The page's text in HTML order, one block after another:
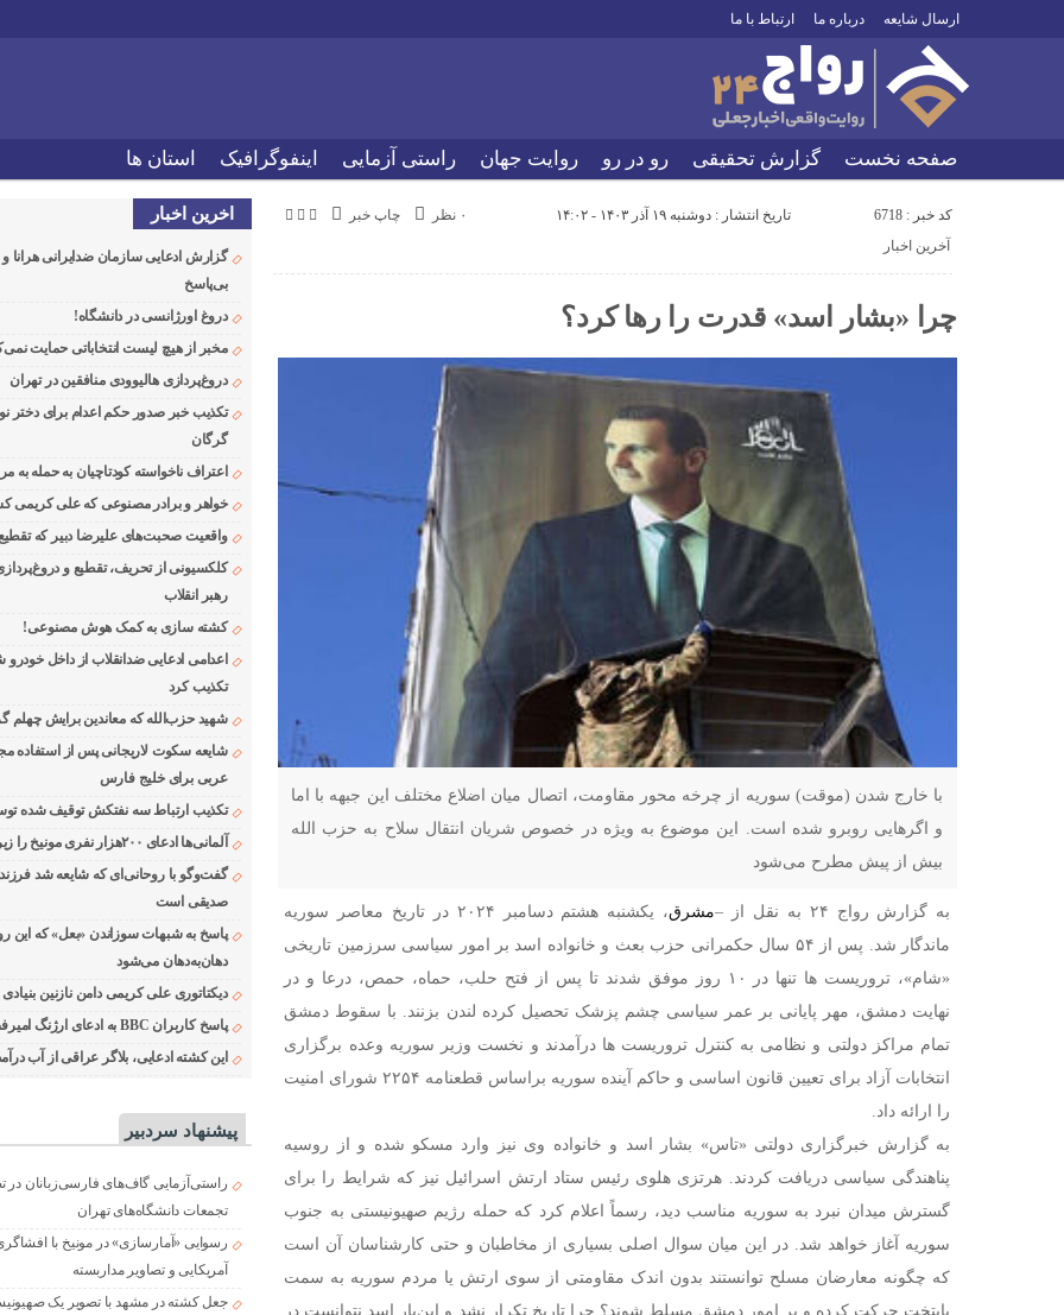
ارسال شایعه درباره ما ارتباط با ما
صفحه نخست گزارش تحقیقی رو در رو روایت جهان راستی آزمایی اینفوگرافیک استان ها
کد خبر : 6718 تاریخ انتشار : دوشنبه ۱۹ آذر ۱۴۰۳ - ۱۴:۰۲ چاپ خبر
۰ نظر
آخرین اخبار
چرا «بشار اسد» قدرت را رها کرد؟
با خارج شدن (موقت) سوریه از چرخه محور مقاومت، اتصال میان اضلاع مختلف این جبهه با اما
و اگرهایی روبرو شده است. این موضوع به ویژه در خصوص شریان انتقال سلاح به حزب الله
بیش از پیش مطرح می‌شود
به گزارش رواج ۲۴ به نقل از – مشرق
، یکشنبه هشتم دسامبر ۲۰۲۴ در تاریخ معاصر سوریه
ماندگار شد. پس از ۵۴ سال حکمرانی حزب بعث و خانواده اسد بر امور سیاسی سرزمین تاریخی
«شام»، تروریست ها تنها در ۱۰ روز موفق شدند تا پس از فتح حلب، حماه، حمص، درعا و در
نهایت دمشق، مهر پایانی بر عمر سیاسی چشم پزشک تحصیل کرده لندن بزنند. با سقوط دمشق
تمام مراکز دولتی و نظامی به کنترل تروریست ها درآمدند و نخست وزیر سوریه وعده برگزاری
انتخابات آزاد برای تعیین قانون اساسی و حاکم آینده سوریه براساس قطعنامه ۲۲۵۴ شورای امنیت
را ارائه داد.
به گزارش خبرگزاری دولتی «تاس» بشار اسد و خانواده وی نیز وارد مسکو شده و از روسیه
پناهندگی سیاسی دریافت کردند. هرتزی هلوی رئیس ستاد ارتش اسرائیل نیز که شرایط را برای
گسترش میدان نبرد به سوریه مناسب دید، رسماً اعلام کرد که حمله رژیم صهیونیستی به جنوب
سوریه آغاز خواهد شد. در این میان سوال اصلی بسیاری از مخاطبان و حتی کارشناسان آن است
که چگونه معارضان مسلح توانستند بدون اندک مقاومتی از سوی ارتش یا مردم سوریه به سمت
پایتخت حرکت کرده و بر امور دمشق مسلط شوند؟ چرا تاریخ تکرار نشد و این‌بار اسد نتوانست در
اخرین اخبار
گزارش ادعایی سازمان ضدایرانی
بی‌پاسخ
دروغ اورژانسی در دانشگاه!
مخبر از هیچ لیست انتخاباتی حمایت
دروغ‌پردازی هالیوودی منافقین در تهران
تکذیب خبر صدور حکم اعدام برای دختر
گرگان
اعتراف ناخواسته کودتاچیان به حمله به
خواهر و برادر مصنوعی که علی کریمی
واقعیت صحبت‌های علیرضا دبیر که
کلکسیونی از تحریف، تقطیع و
رهبر انقلاب
کشته سازی به کمک هوش مصنوعی!
اعدامی ادعایی ضدانقلاب از داخل خودرو
تکذیب کرد
شهید حزب‌الله که معاندین برایش چهلم
شایعه سکوت لاریجانی پس از استفاده
عربی برای خلیج فارس
تکذیب ارتباط سه نفتکش توقیف شده
آلمانی‌ها ادعای ۲۰۰هزار نفری مونیخ را زیر سوال بردند
گفت‌وگو با روحانی‌ای که شایعه شد
صدیقی است
پاسخ به شبهات سوزاندن «بعل» که این
دهان‌به‌دهان می‌شود
دیکتاتوری علی کریمی دامن نازنین
پاسخ کاربران BBC به ادعای ارژنگ امیرفضلی
این کشته ادعایی، بلاگر عراقی از آب
پیشنهاد سردبیر
راستی‌آزمایی گاف‌های فارسی‌زبانان در
تجمعات دانشگاه‌های تهران
رسوایی «آمارسازی» در مونیخ با
آمریکایی و تصاویر مداربسته
جعل کشته در مشهد با تصویر یک